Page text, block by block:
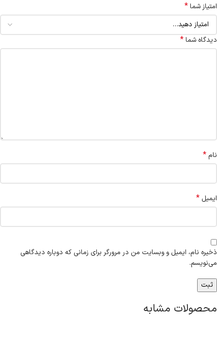
امتیاز شما*
دیدگاه شما*
نام*
ایمیل *
ذخیره نام، ایمیل و وبسایت من در مرورگر برای زمانی که دوباره دیدگاهی
می‌نویسم.
محصولات مشابه